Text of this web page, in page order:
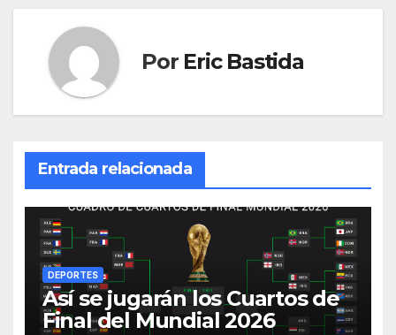
Por Eric Bastida
Entrada relacionada
DEPORTES
Así se jugarán los Cuartos de
Final del Mundial 2026